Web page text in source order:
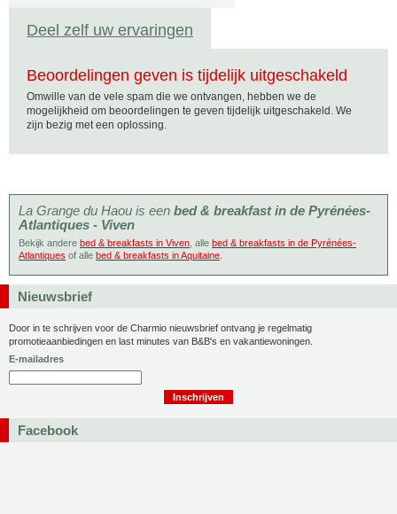
Deel zelf uw ervaringen
Beoordelingen geven is tijdelijk uitgeschakeld
Omwille van de vele spam die we ontvangen, hebben we de
mogelijkheid om beoordelingen te geven tijdelijk uitgeschakeld. We
zijn bezig met een oplossing.
La Grange du Haou is een bed & breakfast in de Pyrénées-
Atlantiques - Viven
Bekijk andere bed & breakfasts in Viven , alle bed & breakfasts in de Pyrénées-
Atlantiques of alle bed & breakfasts in Aquitaine
Nieuwsbrief
Door in te schrijven voor de Charmio nieuwsbrief ontvang je regelmatig
promotieaanbiedingen en last minutes van B&B's en vakantiewoningen.
E-mailadres
Facebook